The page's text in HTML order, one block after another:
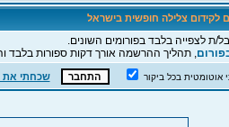
לקידום צלילה חופשית בישראל
ת לצפייה בלבד בפורומים השונים.
, תהליך ההרשמה אורך דקות ספורות בלבד
בכל ביקור שכחתי את